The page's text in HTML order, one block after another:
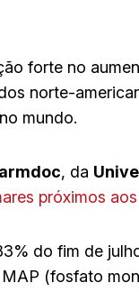
forte no
norte-
mundo.
, da
próximos
do fim de
(fosfato